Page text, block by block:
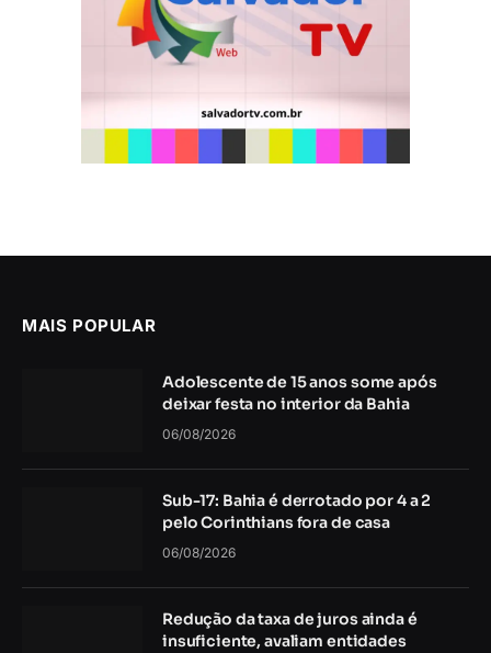
MAIS POPULAR
Adolescente de 15 anos some após
deixar festa no interior da Bahia
06/08/2026
Sub-17: Bahia é derrotado por 4 a 2
pelo Corinthians fora de casa
06/08/2026
Redução da taxa de juros ainda é
insuficiente, avaliam entidades